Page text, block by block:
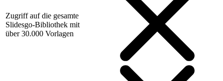
Zugriff auf die gesamte
Slidesgo-Bibliothek mit
über 30.000 Vorlagen